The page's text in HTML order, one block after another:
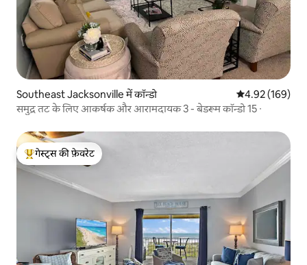
Southeast Jacksonville में कॉन्डो औसत रेटिंग 5 में से
4.92 (169)
समुद्र तट के लिए आकर्षक और आरामदायक 3 - बेडरूम कॉन्डो 15 ∙
गेस्ट्स का टॉप फ़ेवरेट
गेस्ट्स की फ़ेवरेट